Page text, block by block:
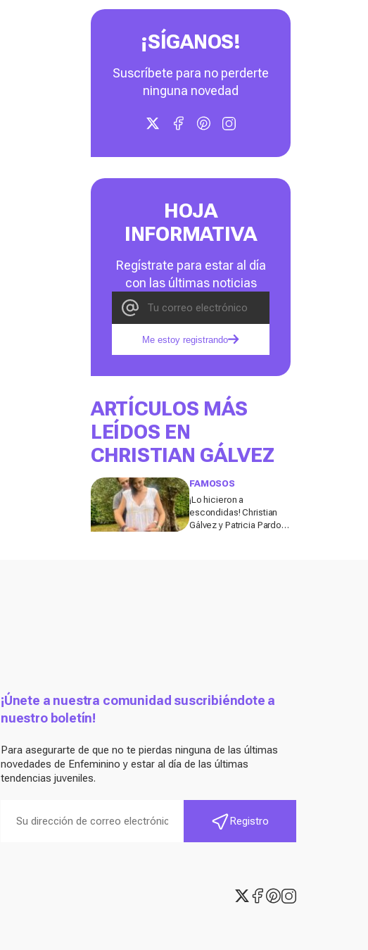
¡SÍGANOS!
Suscríbete para no perderte
ninguna novedad
HOJA
INFORMATIVA
Regístrate para estar al día
con las últimas noticias
Me estoy registrando
ARTÍCULOS MÁS
LEÍDOS EN
CHRISTIAN GÁLVEZ
FAMOSOS
¡Lo hicieron a
escondidas! Christian
Gálvez y Patricia Pardo
¡Únete a nuestra comunidad suscribiéndote a
nuestro boletín!
Para asegurarte de que no te pierdas ninguna de las últimas
novedades de Enfeminino y estar al día de las últimas
tendencias juveniles.
Registro